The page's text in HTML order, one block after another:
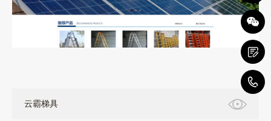
云建站
云霸梯具